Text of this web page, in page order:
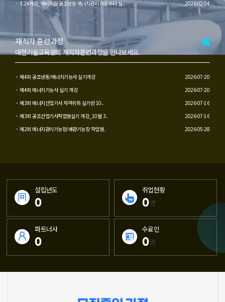
3.24개강_국비지원 공조냉동 에너지관리 이론부터 실..
2026-02-04
재직자 훈련과정
대한기술교육원의 재직자훈련과정을 만나보세요.
제4회 공조냉동/에너지기능사 실기개강
2026-07-20
제4회 에너지기능사 실기 개강
2026-07-20
제3회 에너지산업기사 자격취득 실기반 10..
2026-07-16
제3회 공조산업기사작업형실기 개강_10월 3..
2026-07-16
제2회 에너지관리기능장/배관기능장 작업형..
2026-05-28
설립년도
0
취업현황
0명
파트너사
0
수료인
0명